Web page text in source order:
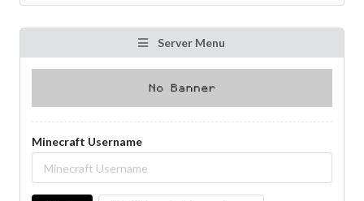
Server Menu
Minecraft Username